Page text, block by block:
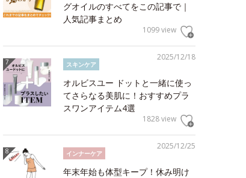
グオイルのすべてをこの記事で｜
人気記事まとめ
1099 view
2025/12/18
スキンケア
オルビスユー ドットと一緒に使っ
てさらなる美肌に！おすすめプラ
スワンアイテム4選
1828 view
2025/12/25
インナーケア
年末年始も体型キープ！休み明け